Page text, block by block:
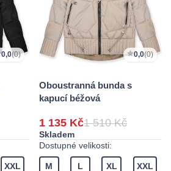
0,0(0)
XXL
0,0(0)
Oboustranná bunda s
kapucí béžová
1 135 Kč1 510 Kč
Skladem
Dostupné velikosti:
M L XL XXL